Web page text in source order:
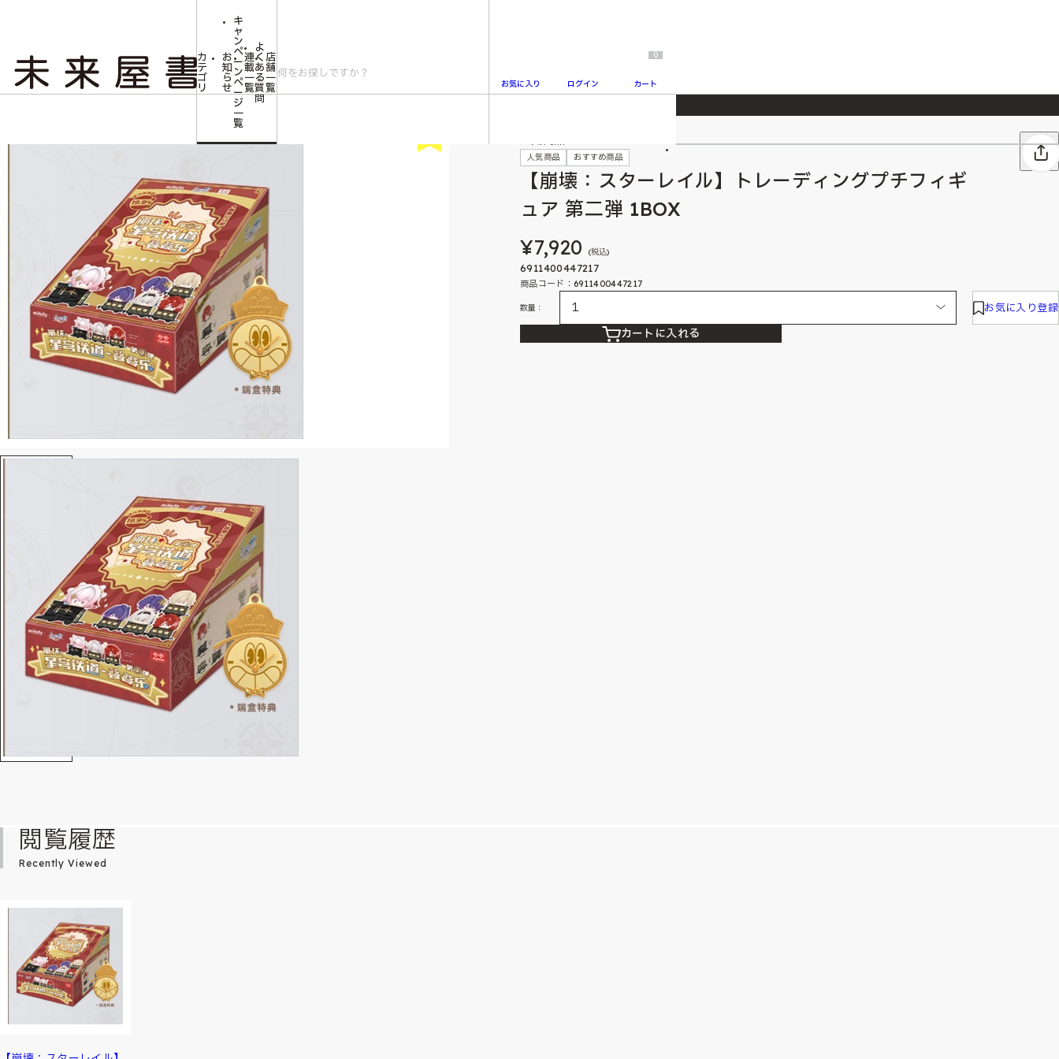
2026/7/23 『ONE PIECE magazine 021 ONE PIECEカード付き同梱版』発売延期のご案内
カ
テ
ゴ
リ
お
知
ら
せ
キ
ャ
ン
ペ
ー
ン
ペ
ー
ジ
一
覧
連
載
一
覧
よ
く
あ
る
質
問
店
舗
一
覧
お気に入り ログイン
0
カート
【崩壊：スターレイル】トレーディングプチフィギュア 第二弾 1BOX
人気商品 おすすめ商品
【崩壊：スターレイル】トレーディングプチフィギ
ュア 第二弾 1BOX
¥7,920 (税込)
6911400447217
商品コード：6911400447217
数量： お気に入り登録
カートに入れる
閲覧履歴
Recently Viewed